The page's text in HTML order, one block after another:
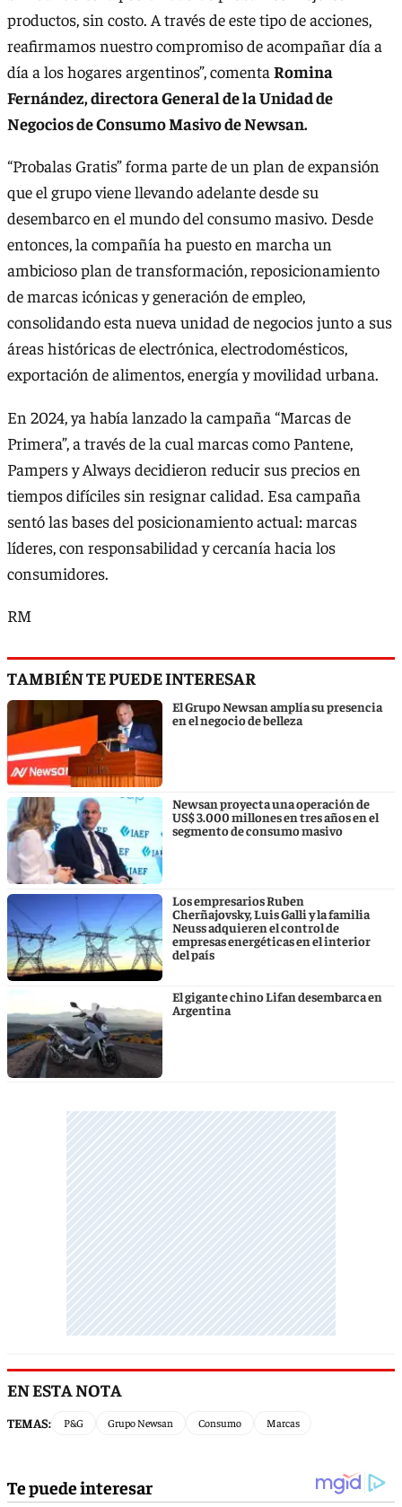
productos, sin costo. A través de este tipo de acciones,
reafirmamos nuestro compromiso de acompañar día a
día a los hogares argentinos”, comenta Romina
Fernández, directora General de la Unidad de
Negocios de Consumo Masivo de Newsan.
“Probalas Gratis” forma parte de un plan de expansión
que el grupo viene llevando adelante desde su
desembarco en el mundo del consumo masivo. Desde
entonces, la compañía ha puesto en marcha un
ambicioso plan de transformación, reposicionamiento
de marcas icónicas y generación de empleo,
consolidando esta nueva unidad de negocios junto a sus
áreas históricas de electrónica, electrodomésticos,
exportación de alimentos, energía y movilidad urbana.
En 2024, ya había lanzado la campaña “Marcas de
Primera”, a través de la cual marcas como Pantene,
Pampers y Always decidieron reducir sus precios en
tiempos difíciles sin resignar calidad. Esa campaña
sentó las bases del posicionamiento actual: marcas
líderes, con responsabilidad y cercanía hacia los
consumidores.
RM
TAMBIÉN TE PUEDE INTERESAR
El Grupo Newsan amplía su presencia
en el negocio de belleza
Newsan proyecta una operación de
US$ 3.000 millones en tres años en el
segmento de consumo masivo
Los empresarios Ruben
Cherñajovsky, Luis Galli y la familia
Neuss adquieren el control de
empresas energéticas en el interior
del país
El gigante chino Lifan desembarca en
Argentina
EN ESTA NOTA
TEMAS: P&G Grupo Newsan Consumo Marcas